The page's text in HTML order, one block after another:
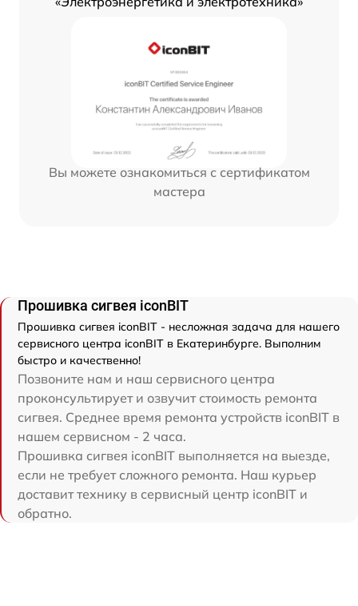
Вы можете ознакомиться с сертификатом
мастера
Прошивка сигвея iconBIT
Прошивка сигвея iconBIT - несложная задача для нашего
сервисного центра iconBIT в Екатеринбурге. Выполним
быстро и качественно!
Позвоните нам и наш сервисного центра
проконсультирует и озвучит стоимость ремонта
сигвея. Среднее время ремонта устройств iconBIT в
нашем сервисном - 2 часа.
Прошивка сигвея iconBIT выполняется на выезде,
если не требует сложного ремонта. Наш курьер
доставит технику в сервисный центр iconBIT и
обратно.